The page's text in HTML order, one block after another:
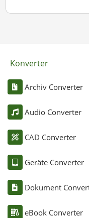
Konverter
Archiv Converter
Audio Converter
CAD Converter
Geräte Converter
Dokument
eBook Converter